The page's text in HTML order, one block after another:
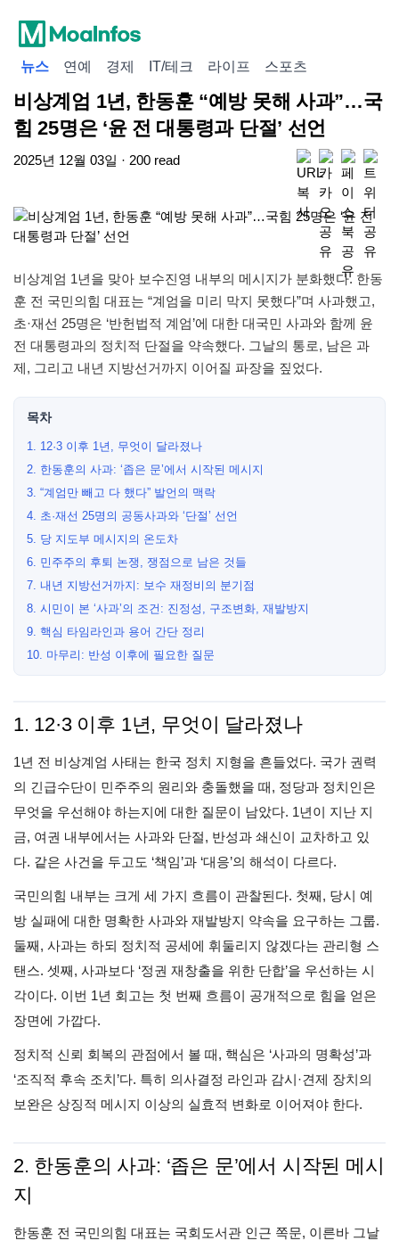
뉴스 연예 경제 IT/테크 라이프 스포츠
비상계엄 1년, 한동훈 “예방 못해 사과”…국
힘 25명은 ‘윤 전 대통령과 단절’ 선언
2025년 12월 03일 · 200 read
비상계엄 1년을 맞아 보수진영 내부의 메시지가 분화했다. 한동
훈 전 국민의힘 대표는 “계엄을 미리 막지 못했다”며 사과했고,
초·재선 25명은 ‘반헌법적 계엄’에 대한 대국민 사과와 함께 윤
전 대통령과의 정치적 단절을 약속했다. 그날의 통로, 남은 과
제, 그리고 내년 지방선거까지 이어질 파장을 짚었다.
목차
1. 12·3 이후 1년, 무엇이 달라졌나
2. 한동훈의 사과: ‘좁은 문’에서 시작된 메시지
3. “계엄만 빼고 다 했다” 발언의 맥락
4. 초·재선 25명의 공동사과와 ‘단절’ 선언
5. 당 지도부 메시지의 온도차
6. 민주주의 후퇴 논쟁, 쟁점으로 남은 것들
7. 내년 지방선거까지: 보수 재정비의 분기점
8. 시민이 본 ‘사과’의 조건: 진정성, 구조변화, 재발방지
9. 핵심 타임라인과 용어 간단 정리
10. 마무리: 반성 이후에 필요한 질문
1. 12·3 이후 1년, 무엇이 달라졌나
1년 전 비상계엄 사태는 한국 정치 지형을 흔들었다. 국가 권력
의 긴급수단이 민주주의 원리와 충돌했을 때, 정당과 정치인은
무엇을 우선해야 하는지에 대한 질문이 남았다. 1년이 지난 지
금, 여권 내부에서는 사과와 단절, 반성과 쇄신이 교차하고 있
다. 같은 사건을 두고도 ‘책임’과 ‘대응’의 해석이 다르다.
국민의힘 내부는 크게 세 가지 흐름이 관찰된다. 첫째, 당시 예
방 실패에 대한 명확한 사과와 재발방지 약속을 요구하는 그룹.
둘째, 사과는 하되 정치적 공세에 휘둘리지 않겠다는 관리형 스
탠스. 셋째, 사과보다 ‘정권 재창출을 위한 단합’을 우선하는 시
각이다. 이번 1년 회고는 첫 번째 흐름이 공개적으로 힘을 얻은
장면에 가깝다.
정치적 신뢰 회복의 관점에서 볼 때, 핵심은 ‘사과의 명확성’과
‘조직적 후속 조치’다. 특히 의사결정 라인과 감시·견제 장치의
보완은 상징적 메시지 이상의 실효적 변화로 이어져야 한다.
2. 한동훈의 사과: ‘좁은 문’에서 시작된 메시
지
한동훈 전 국민의힘 대표는 국회도서관 인근 쪽문, 이른바 그날